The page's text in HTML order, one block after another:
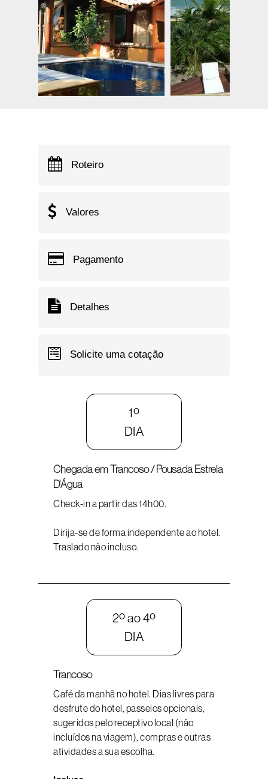
Roteiro
Valores
Pagamento
Detalhes
Solicite uma cotação
1º
DIA
Chegada em Trancoso / Pousada Estrela
D'Água
Check-in a partir das 14h00.
Dirija-se de forma independente ao hotel.
Traslado não incluso.
2º ao 4º
DIA
Trancoso
Café da manhã no hotel. Dias livres para
desfrute do hotel, passeios opcionais,
sugeridos pelo receptivo local (não
incluídos na viagem), compras e outras
atividades a sua escolha.